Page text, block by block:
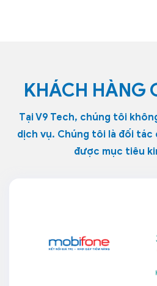
KHÁCH HÀNG
Tại V9 Tech, chúng tôi
dịch vụ. Chúng tôi là đối tác
được mục tiêu